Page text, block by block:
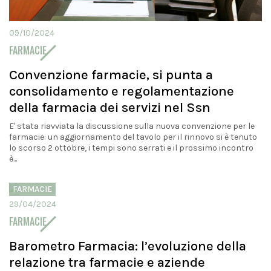
09/10/2024
FARMACIE
Convenzione farmacie, si punta a
consolidamento e regolamentazione
della farmacia dei servizi nel Ssn
E' stata riavviata la discussione sulla nuova convenzione per le
farmacie: un aggiornamento del tavolo per il rinnovo si è tenuto
lo scorso 2 ottobre, i tempi sono serrati e il prossimo incontro
è...
FARMACIE
29/04/2024
FARMACIE
Barometro Farmacia: l’evoluzione della
relazione tra farmacie e aziende